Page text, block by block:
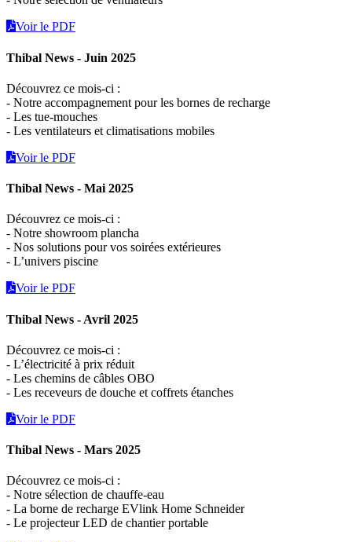
Voir le PDF
Thibal News - Juin 2025
Découvrez ce mois-ci :
- Notre accompagnement pour les bornes de recharge
- Les tue-mouches
- Les ventilateurs et climatisations mobiles
Voir le PDF
Thibal News - Mai 2025
Découvrez ce mois-ci :
- Notre showroom plancha
- Nos solutions pour vos soirées extérieures
- L’univers piscine
Voir le PDF
Thibal News - Avril 2025
Découvrez ce mois-ci :
- L’électricité à prix réduit
- Les chemins de câbles OBO
- Les receveurs de douche et coffrets étanches
Voir le PDF
Thibal News - Mars 2025
Découvrez ce mois-ci :
- Notre sélection de chauffe-eau
- La borne de recharge EVlink Home Schneider
- Le projecteur LED de chantier portable